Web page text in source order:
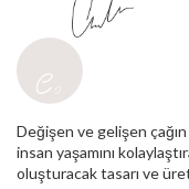
Değişen ve gelişen
insan yaşamını
oluşturacak tasarı ve